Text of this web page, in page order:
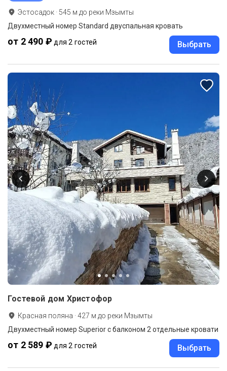
Эстосадок · 545 м до реки Мзымты
Двухместный номер Standard двуспальная кровать
от 2 490 ₽ для 2 гостей Выбрать
Гостевой дом Христофор
Красная поляна ·427 м до реки Мзымты
Двухместный номер Superior с балконом 2 отдельные кровати
от 2 589 ₽ для 2 гостей Выбрать